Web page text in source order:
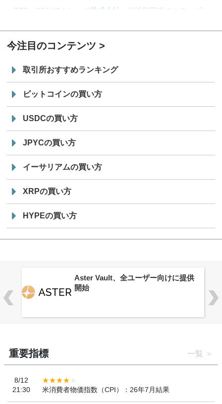
7/29
SBI VCトレード株式会社
信託型円建てステーブル
今注目のコンテンツ
取引所おすすめランキング
ビットコインの買い方
USDCの買い方
JPYCの買い方
イーサリアムの買い方
XRPの買い方
HYPEの買い方
Aster Vault、全ユーザー向けに提供
開始
重要指標 一覧
8/12
21:30
米消費者物価指数（CPI）：26年7月結果